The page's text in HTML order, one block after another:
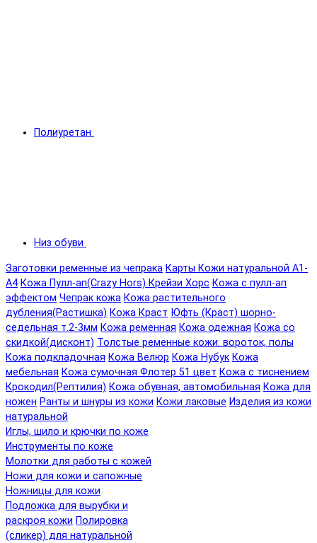
Полиуретан
Низ обуви
Заготовки ременные из чепрака Карты Кожи натуральной А1-
А4 Кожа Пулл-ап(Crazy Hors) Крейзи Хорс Кожа с пулл-ап
эффектом Чепрак кожа Кожа растительного
дубления(Растишка) Кожа Краст Юфть (Краст) шорно-
седельная т.2-3мм Кожа ременная Кожа одежная Кожа со
скидкой(дисконт) Толстые ременные кожи: вороток, полы
Кожа подкладочная Кожа Велюр Кожа Нубук Кожа
мебельная Кожа сумочная Флотер 51 цвет Кожа с тиснением
Крокодил(Рептилия) Кожа обувная, автомобильная Кожа для
ножен Ранты и шнуры из кожи Кожи лаковые Изделия из кожи
натуральной
Иглы, шило и крючки по коже
Инструменты по коже
Молотки для работы с кожей
Ножи для кожи и сапожные
Ножницы для кожи
Подложка для вырубки и
раскроя кожи Полировка
(сликер) для натуральной